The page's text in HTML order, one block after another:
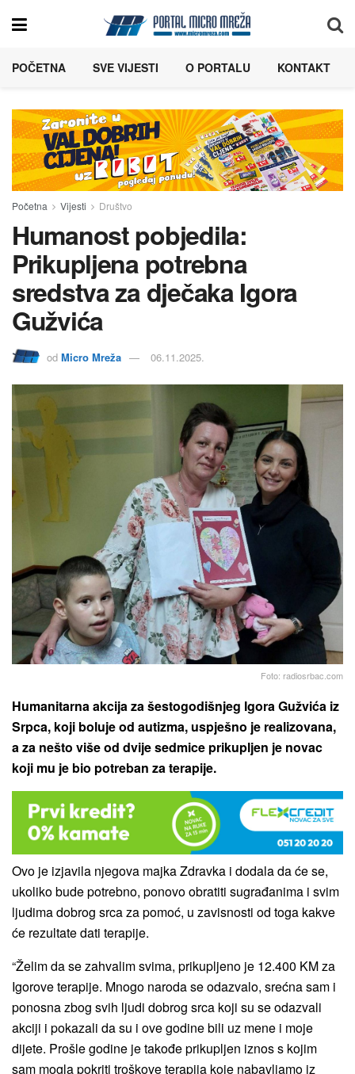
POČETNA SVE VIJESTI O PORTALU KONTAKT
Početna Vijesti Društvo
Humanost pobjedila:
Prikupljena potrebna
sredstva za dječaka Igora
Gužvića
od Micro Mreža 06.11.2025.
Foto: radiosrbac.com
Humanitarna akcija za šestogodišnjeg Igora Gužvića iz
Srpca, koji boluje od autizma, uspješno je realizovana,
a za nešto više od dvije sedmice prikupljen je novac
koji mu je bio potreban za terapije.
Ovo je izjavila njegova majka Zdravka i dodala da će se,
ukoliko bude potrebno, ponovo obratiti sugrađanima i svim
ljudima dobrog srca za pomoć, u zavisnosti od toga kakve
će rezultate dati terapije.
“Želim da se zahvalim svima, prikupljeno je 12.400 KM za
Igorove terapije. Mnogo naroda se odazvalo, srećna sam i
ponosna zbog svih ljudi dobrog srca koji su se odazvali
akciji i pokazali da su i ove godine bili uz mene i moje
dijete. Prošle godine je takođe prikupljen iznos s kojim
sam mogla pokriti troškove terapija koje nabavljamo iz